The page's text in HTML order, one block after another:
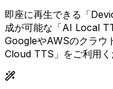
即座に再生できる「
成が可能な「AI Local
GoogleやAWSのクラウ
Cloud TTS」をご利用く